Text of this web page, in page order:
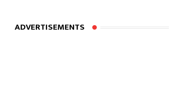
ADVERTISEMENTS